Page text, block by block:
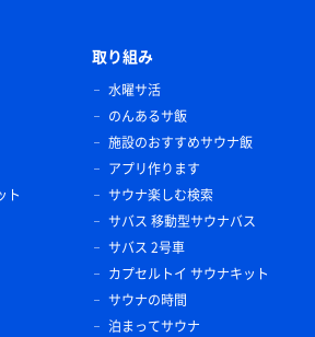
ト
取り組み
水曜サ活
のんあるサ飯
施設のおすすめサウナ飯
アプリ作ります
サウナ楽しむ検索
サバス 移動型サウナバス
サバス 2号車
カプセルトイ サウナキット
サウナの時間
泊まってサウナ